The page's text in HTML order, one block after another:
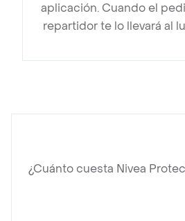
aplicación. Cuando el
repartidor te lo llevará al
¿Cuánto cuesta Nivea